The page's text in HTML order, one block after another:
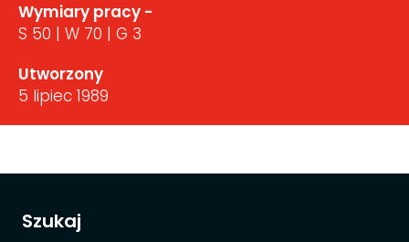
Szukaj
Wymiary pracy -
S 50 | W 70 | G 3
Utworzony
5 lipiec 1989